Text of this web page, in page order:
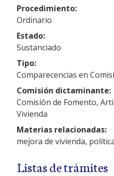
Procedimiento:
Ordinario
Estado:
Sustanciado
Tipo:
Comparecencias en
Comisión dictaminante:
Comisión de Fomento,
Vivienda
Materias relacionadas:
mejora de vivienda,
Listas de trámites